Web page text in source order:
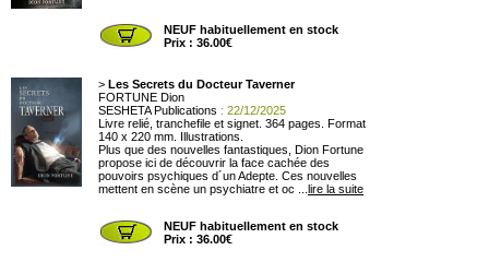
NEUF habituellement en stock
Prix : 36.00€
> Les Secrets du Docteur Taverner
FORTUNE Dion
SESHETA Publications : 22/12/2025
Livre relié, tranchefile et signet. 364 pages. Format
140 x 220 mm. Illustrations.
Plus que des nouvelles fantastiques, Dion Fortune
propose ici de découvrir la face cachée des
pouvoirs psychiques d´un Adepte. Ces nouvelles
mettent en scène un psychiatre et oc ... lire la suite
NEUF habituellement en stock
Prix : 36.00€